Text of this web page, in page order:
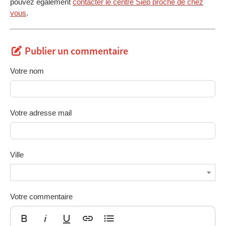
pouvez également contacter le centre Siep proche de chez
vous.
Publier un commentaire
Votre nom
Votre adresse mail
Ville
Votre commentaire